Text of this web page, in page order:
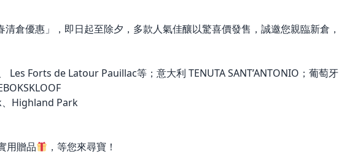
倉優惠」，即日起至除夕，多款人氣佳釀以驚喜價發售，誠邀您親臨新倉，
Forts de Latour Pauillac等；意大利 TENUTA SANT’ANTONIO；葡萄牙
Highland Park
用贈品
，等您來尋寶！